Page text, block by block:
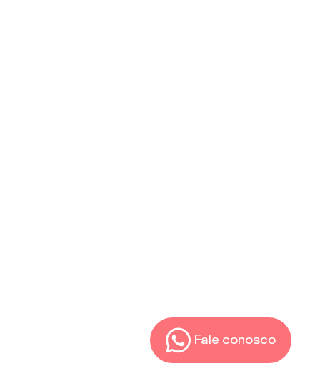
Fale conosco